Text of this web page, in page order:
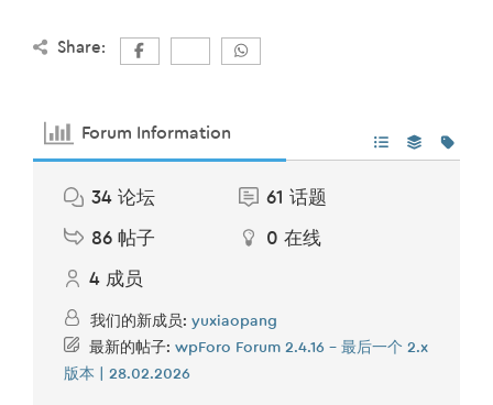
Share:
Forum Information
34 论坛 61 话题
86 帖子 0 在线
4 成员
我们的新成员: yuxiaopang
最新的帖子: wpForo Forum 2.4.16 – 最后一个 2.x
版本 | 28.02.2026